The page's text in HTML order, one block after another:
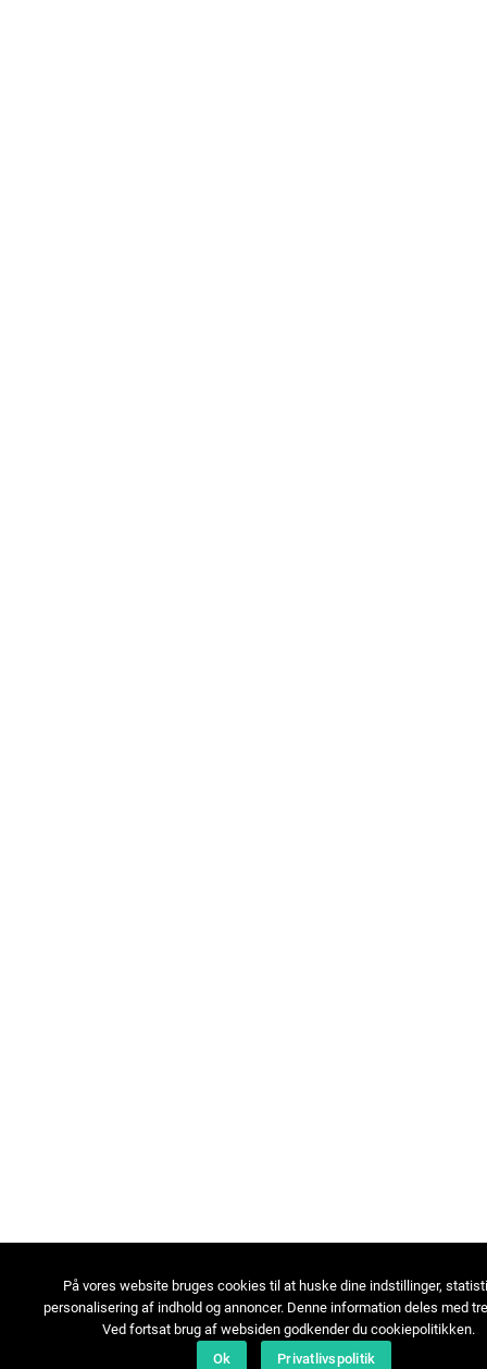
På vores website bruges cookies til at huske dine indstillinger,
personalisering af indhold og annoncer. Denne information deles med
Ved fortsat brug af websiden godkender du cookiepolitikken.
Ok
Privatlivspolitik